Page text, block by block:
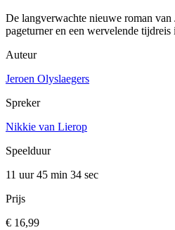
De langverwachte nieuwe roman van
pageturner en een wervelende tijdreis
Auteur
Jeroen Olyslaegers
Spreker
Nikkie van Lierop
Speelduur
11 uur 45 min 34 sec
Prijs
€ 16,99